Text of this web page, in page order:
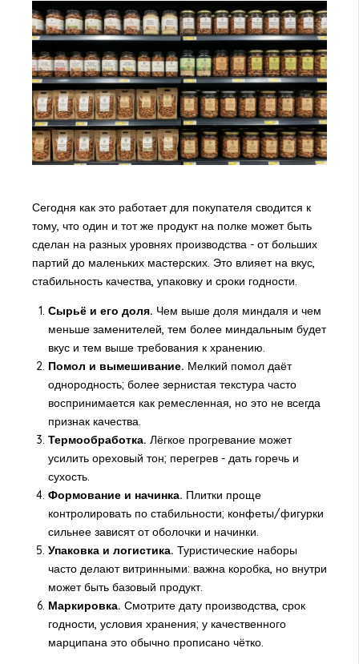
Сегодня как это работает для покупателя сводится к
тому, что один и тот же продукт на полке может быть
сделан на разных уровнях производства - от больших
партий до маленьких мастерских. Это влияет на вкус,
стабильность качества, упаковку и сроки годности.
Сырьё и его доля. Чем выше доля миндаля и чем
меньше заменителей, тем более миндальным будет
вкус и тем выше требования к хранению.
Помол и вымешивание. Мелкий помол даёт
однородность; более зернистая текстура часто
воспринимается как ремесленная, но это не всегда
признак качества.
Термообработка. Лёгкое прогревание может
усилить ореховый тон; перегрев - дать горечь и
сухость.
Формование и начинка. Плитки проще
контролировать по стабильности; конфеты/фигурки
сильнее зависят от оболочки и начинки.
Упаковка и логистика. Туристические наборы
часто делают витринными: важна коробка, но внутри
может быть базовый продукт.
Маркировка. Смотрите дату производства, срок
годности, условия хранения; у качественного
марципана это обычно прописано чётко.